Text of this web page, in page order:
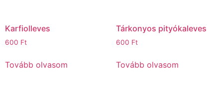
Karfiolleves
600 Ft
Tovább olvasom
Tárkonyos pityókaleves
600 Ft
Tovább olvasom